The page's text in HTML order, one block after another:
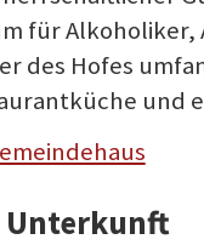
für
des Hofes
und
Unterkunft